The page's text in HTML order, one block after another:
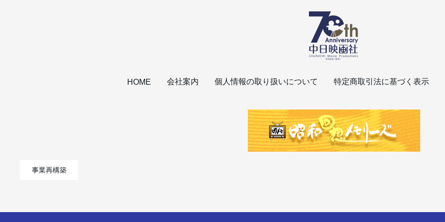
HOME 会社案内 個人情報の取り扱いについて 特定商取引法に基づく表示
事業再構築